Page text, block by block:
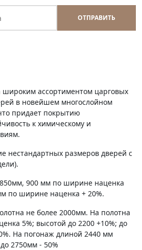
ОТПРАВИТЬ
широким ассортиментом царговых
в новейшем многослойном
придает покрытию
к химическому и
нестандартных размеров дверей с
900 мм по ширине наценка
по ширине наценка + 20%.
не более 2000мм. На полотна
5%; высотой до 2200 +10%; до
На погонаж длиной 2440 мм
2750мм - 50%